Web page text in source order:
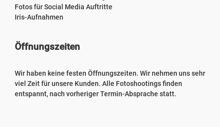
Fotos für Social Media Auftritte
Iris-Aufnahmen
Öffnungszeiten
Wir haben keine festen Öffnungszeiten. Wir nehmen uns sehr
viel Zeit für unsere Kunden. Alle Fotoshootings finden
entspannt, nach vorheriger Termin-Absprache statt.